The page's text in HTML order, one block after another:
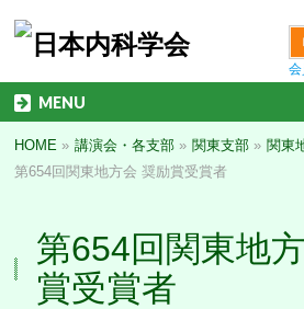
MENU
HOME » 講演会・各支部 » 関東支部 » 関東
第654回関東地方会 奨励賞受賞者
第654回関東地
賞受賞者